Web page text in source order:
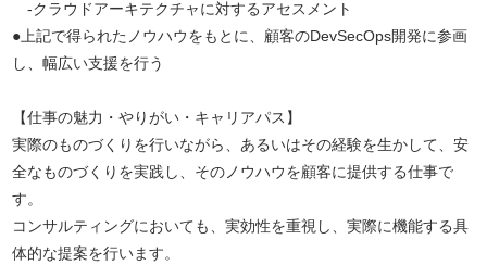
-クラウドアーキテクチャに対するアセスメント
●上記で得られたノウハウをもとに、顧客のDevSecOps開発に参画
し、幅広い支援を行う
【仕事の魅力・やりがい・キャリアパス】
実際のものづくりを行いながら、あるいはその経験を生かして、安
全なものづくりを実践し、そのノウハウを顧客に提供する仕事で
す。
コンサルティングにおいても、実効性を重視し、実際に機能する具
体的な提案を行います。